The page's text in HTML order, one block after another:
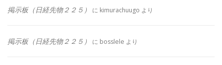
掲示板（日経先物２２５） に kimurachuugo より
掲示板（日経先物２２５） に bosslele より